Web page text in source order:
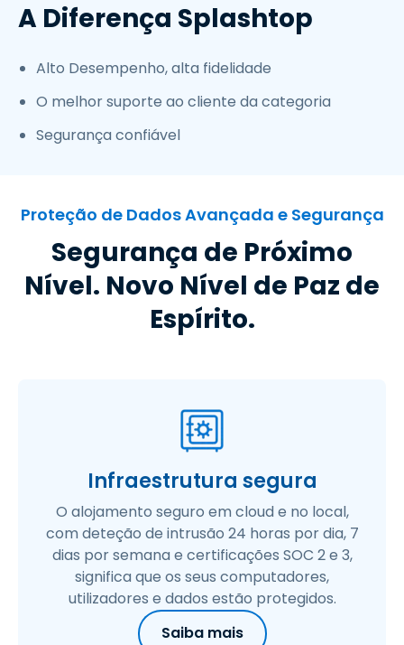
A Diferença Splashtop
Alto Desempenho, alta fidelidade
O melhor suporte ao cliente da categoria
Segurança confiável
Proteção de Dados Avançada e Segurança
Segurança de Próximo
Nível. Novo Nível de Paz de
Espírito.
Infraestrutura segura
O alojamento seguro em cloud e no local,
com deteção de intrusão 24 horas por dia, 7
dias por semana e certificações SOC 2 e 3,
significa que os seus computadores,
utilizadores e dados estão protegidos.
Saiba mais